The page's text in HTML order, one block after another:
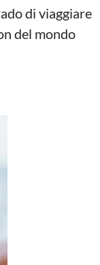
di viaggiare
del mondo